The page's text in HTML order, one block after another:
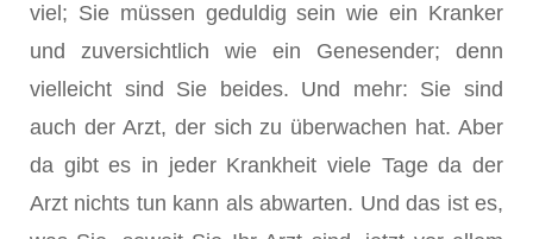
viel; Sie müssen geduldig sein wie ein Kranker
und zuversichtlich wie ein Genesender; denn
vielleicht sind Sie beides. Und mehr: Sie sind
auch der Arzt, der sich zu überwachen hat. Aber
da gibt es in jeder Krankheit viele Tage da der
Arzt nichts tun kann als abwarten. Und das ist es,